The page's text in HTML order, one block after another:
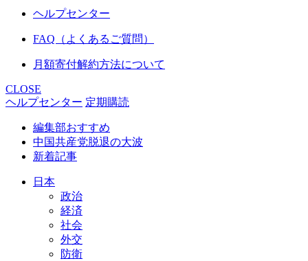
ヘルプセンター
FAQ（よくあるご質問）
月額寄付解約方法について
CLOSE
ヘルプセンター 定期購読
編集部おすすめ
中国共産党脱退の大波
新着記事
日本
政治
経済
社会
外交
防衛